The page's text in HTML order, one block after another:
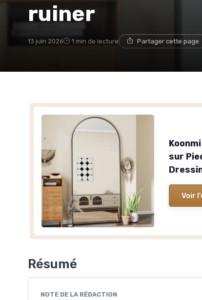
ruiner
13 juin 2026 1 min de lecture Partager cette page
sur
Voir
Résumé
NOTE DE LA RÉDACTION